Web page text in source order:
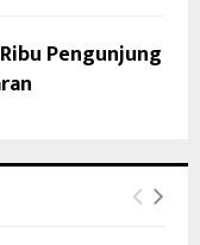
Pengunjung